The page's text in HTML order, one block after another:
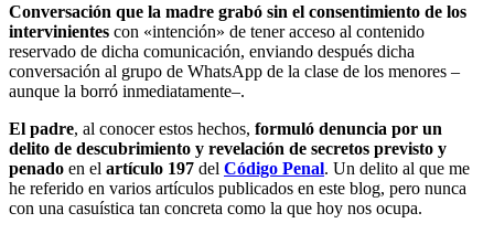
Conversación que la madre grabó sin el consentimiento de los
intervinientes con «intención» de tener acceso al contenido
reservado de dicha comunicación, enviando después dicha
conversación al grupo de WhatsApp de la clase de los menores –
aunque la borró inmediatamente–.
El padre, al conocer estos hechos, formuló denuncia por un
delito de descubrimiento y revelación de secretos previsto y
penado en el artículo 197 del Código Penal. Un delito al que me
he referido en varios artículos publicados en este blog, pero nunca
con una casuística tan concreta como la que hoy nos ocupa.